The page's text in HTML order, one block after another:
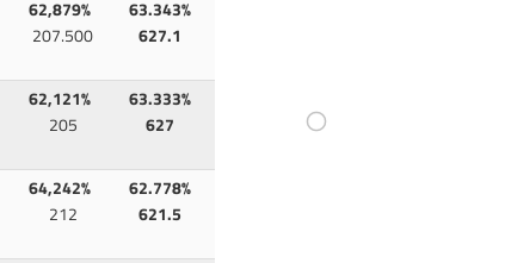
62,879%
207.500
63.343%
627.1
62,121%
205
63.333%
627
64,242%
212
62.778%
621.5